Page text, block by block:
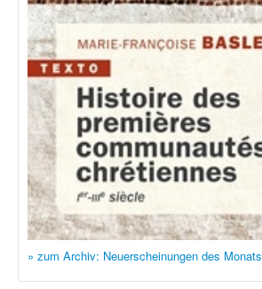
» zum Archiv: Neuerscheinungen des Monats